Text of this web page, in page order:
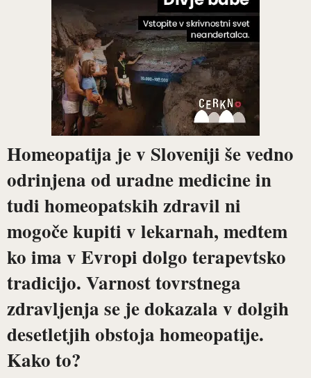
Homeopatija je v Sloveniji še vedno
odrinjena od uradne medicine in
tudi homeopatskih zdravil ni
mogoče kupiti v lekarnah, medtem
ko ima v Evropi dolgo terapevtsko
tradicijo. Varnost tovrstnega
zdravljenja se je dokazala v dolgih
desetletjih obstoja homeopatije.
Kako to?